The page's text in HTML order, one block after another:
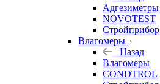
Адгезиметры
NOVOTEST
Стройприбор
Влагомеры
Назад
Влагомеры
CONDTROL